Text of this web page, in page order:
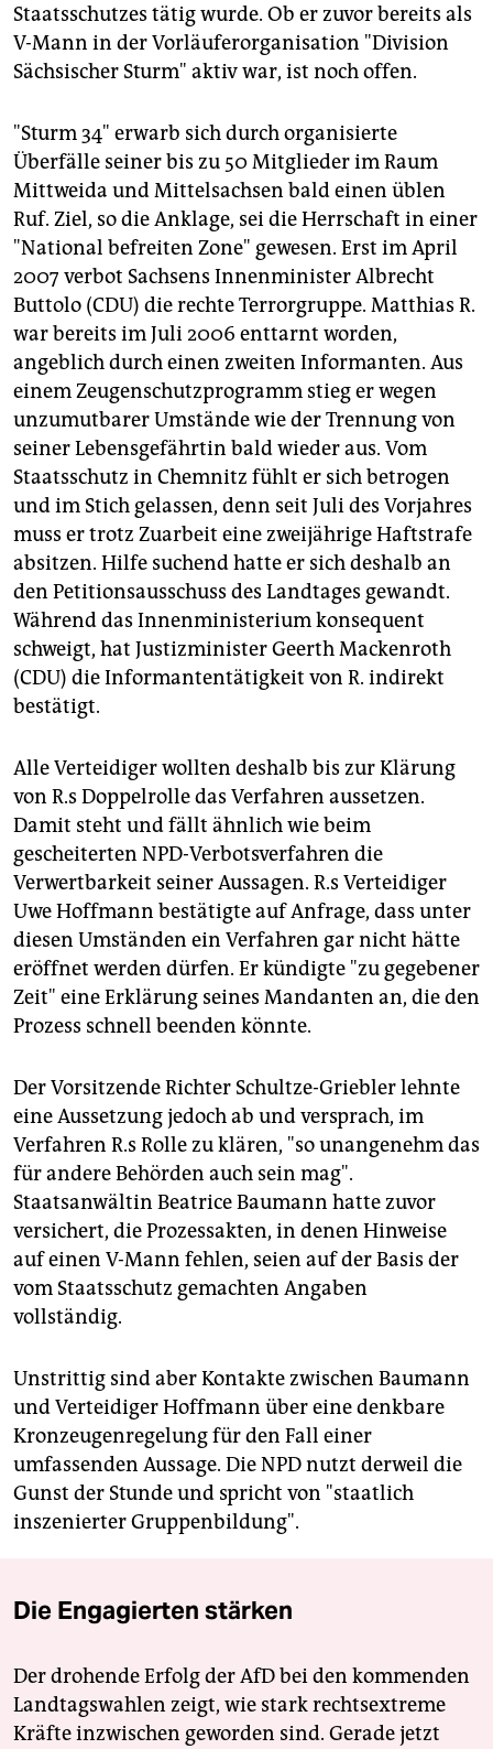
Staatsschutzes tätig wurde. Ob er zuvor bereits als
V-Mann in der Vorläuferorganisation "Division
Sächsischer Sturm" aktiv war, ist noch offen.
"Sturm 34" erwarb sich durch organisierte
Überfälle seiner bis zu 50 Mitglieder im Raum
Mittweida und Mittelsachsen bald einen üblen
Ruf. Ziel, so die Anklage, sei die Herrschaft in einer
"National befreiten Zone" gewesen. Erst im April
2007 verbot Sachsens Innenminister Albrecht
Buttolo (CDU) die rechte Terrorgruppe. Matthias R.
war bereits im Juli 2006 enttarnt worden,
angeblich durch einen zweiten Informanten. Aus
einem Zeugenschutzprogramm stieg er wegen
unzumutbarer Umstände wie der Trennung von
seiner Lebensgefährtin bald wieder aus. Vom
Staatsschutz in Chemnitz fühlt er sich betrogen
und im Stich gelassen, denn seit Juli des Vorjahres
muss er trotz Zuarbeit eine zweijährige Haftstrafe
absitzen. Hilfe suchend hatte er sich deshalb an
den Petitionsausschuss des Landtages gewandt.
Während das Innenministerium konsequent
schweigt, hat Justizminister Geerth Mackenroth
(CDU) die Informantentätigkeit von R. indirekt
bestätigt.
Alle Verteidiger wollten deshalb bis zur Klärung
von R.s Doppelrolle das Verfahren aussetzen.
Damit steht und fällt ähnlich wie beim
gescheiterten NPD-Verbotsverfahren die
Verwertbarkeit seiner Aussagen. R.s Verteidiger
Uwe Hoffmann bestätigte auf Anfrage, dass unter
diesen Umständen ein Verfahren gar nicht hätte
eröffnet werden dürfen. Er kündigte "zu gegebener
Zeit" eine Erklärung seines Mandanten an, die den
Prozess schnell beenden könnte.
Der Vorsitzende Richter Schultze-Griebler lehnte
eine Aussetzung jedoch ab und versprach, im
Verfahren R.s Rolle zu klären, "so unangenehm das
für andere Behörden auch sein mag".
Staatsanwältin Beatrice Baumann hatte zuvor
versichert, die Prozessakten, in denen Hinweise
auf einen V-Mann fehlen, seien auf der Basis der
vom Staatsschutz gemachten Angaben
vollständig.
Unstrittig sind aber Kontakte zwischen Baumann
und Verteidiger Hoffmann über eine denkbare
Kronzeugenregelung für den Fall einer
umfassenden Aussage. Die NPD nutzt derweil die
Gunst der Stunde und spricht von "staatlich
inszenierter Gruppenbildung".
Die Engagierten stärken
Der drohende Erfolg der AfD bei den kommenden
Landtagswahlen zeigt, wie stark rechtsextreme
Kräfte inzwischen geworden sind. Gerade jetzt